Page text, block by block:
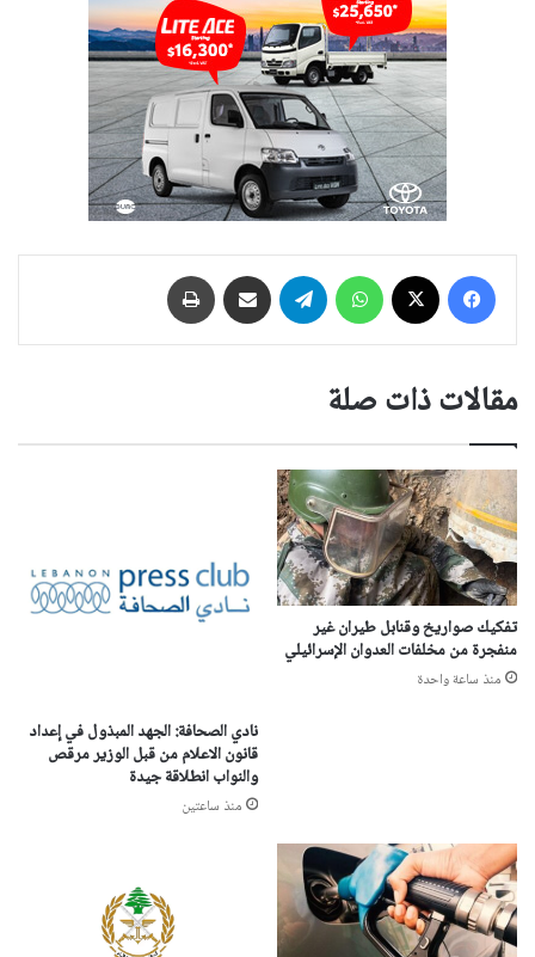
فيسبوك واتساب تيلقرام مشاركة عبر البريد
مقالات ذات صلة
تفكيك صواريخ وقنابل طيران غير
منفجرة من مخلفات العدوان الإسرائيلي
منذ ساعة واحدة
نادي الصحافة: الجهد المبذول في إعداد
قانون الاعلام من قبل الوزير مرقص
والنواب انطلاقة جيدة
منذ ساعتين